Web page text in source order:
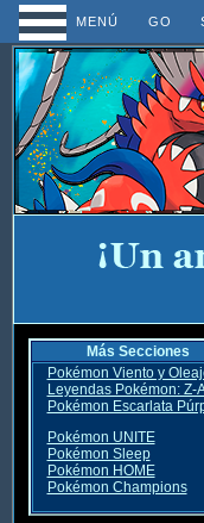
MENÚ GO
Más Secciones
Pokémon Viento y
Leyendas Pokémon: Z-
Pokémon Escarlata
Pokémon UNITE
Pokémon Sleep
Pokémon HOME
Pokémon Champions